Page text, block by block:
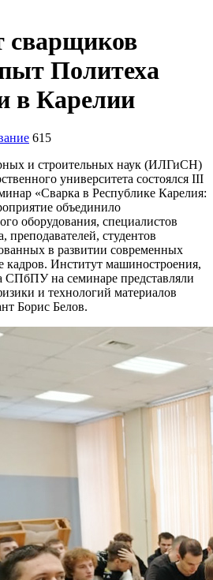
сварщиков
Политеха
в Карелии
615
и строительных наук (ИЛГиСН)
университета состоялся III
«Сварка в Республике Карелия:
объединило
оборудования, специалистов
преподавателей, студентов
в развитии современных
кадров. Институт машиностроения,
СПбПУ на семинаре представляли
и технологий материалов
Борис Белов.